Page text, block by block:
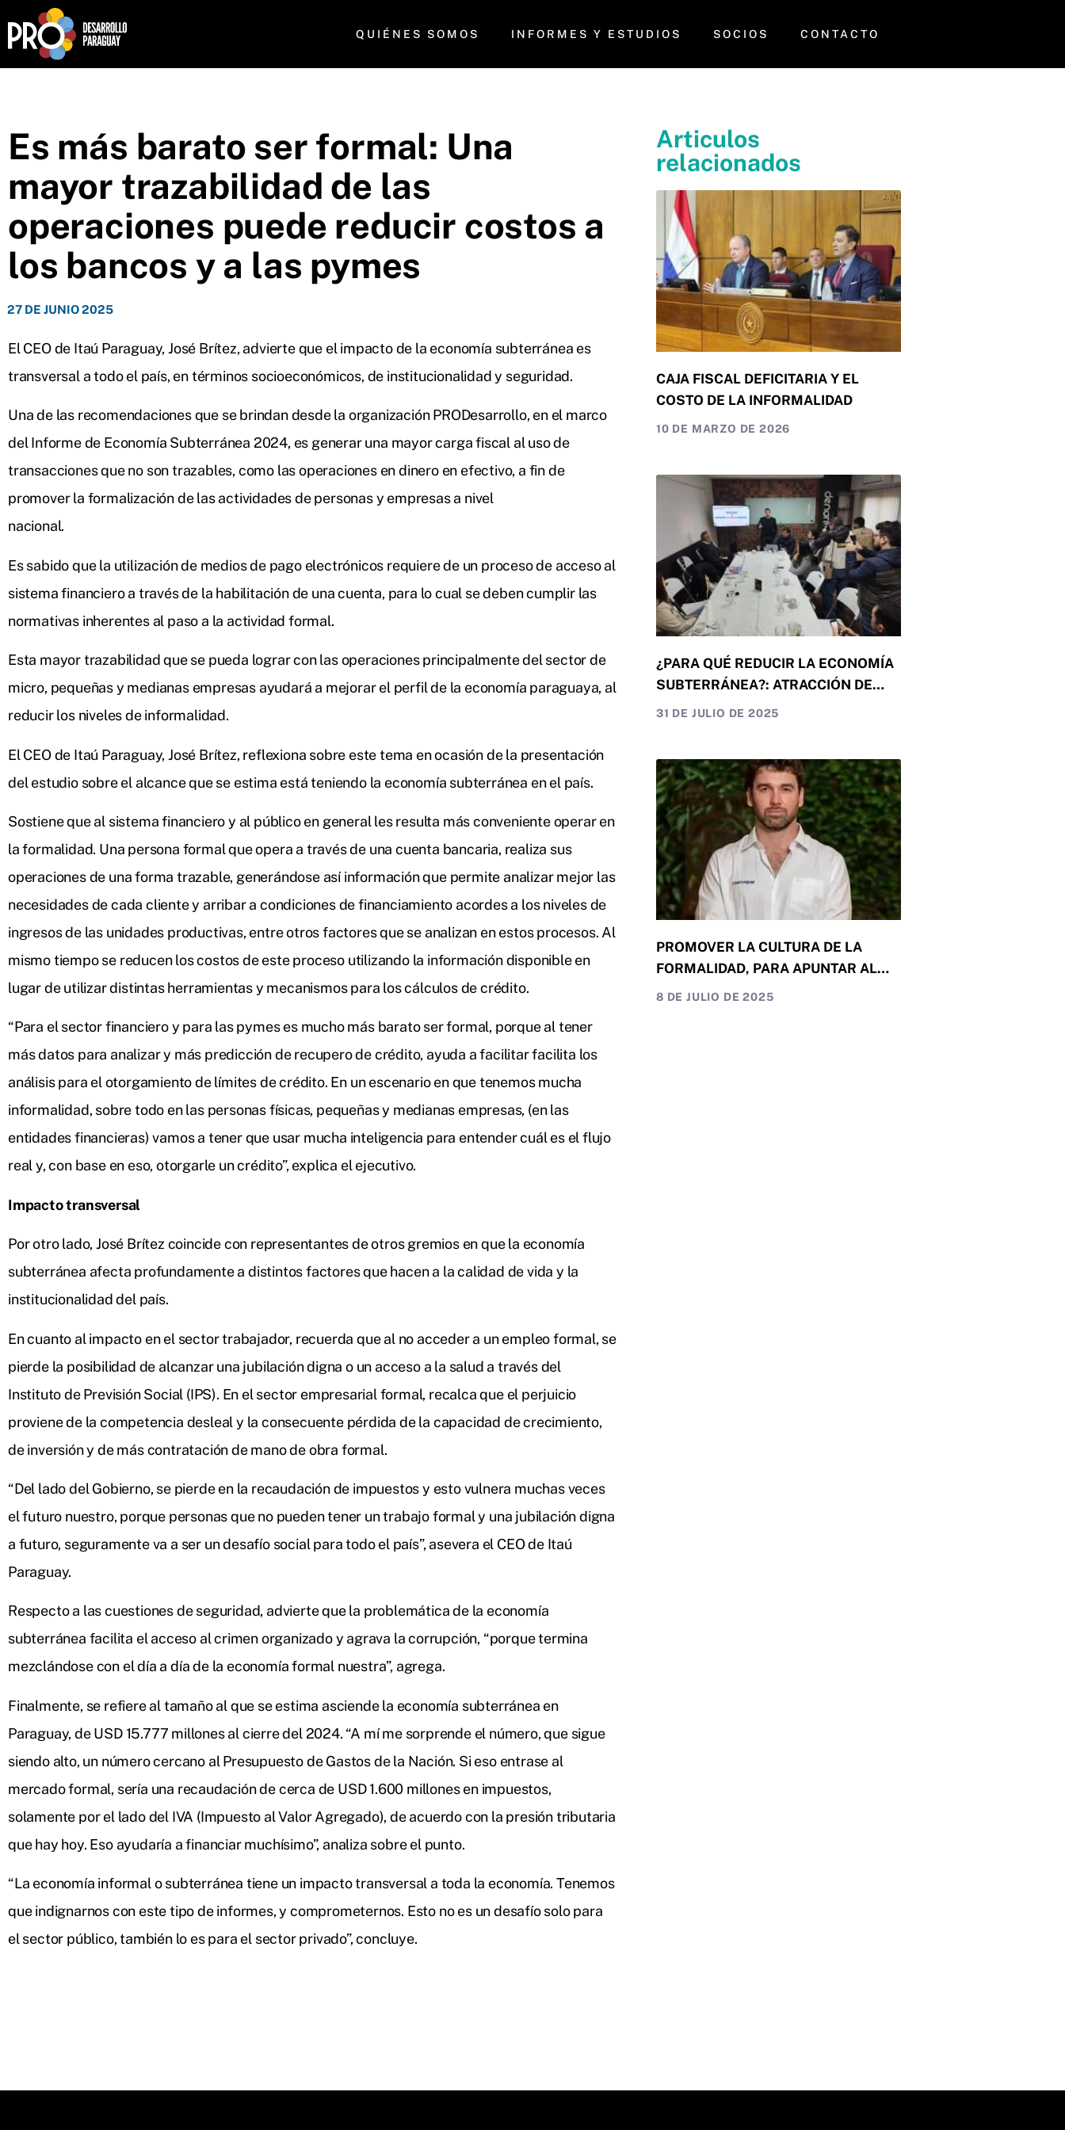
QUIÉNES SOMOS INFORMES Y ESTUDIOS SOCIOS CONTACTO
Es más barato ser formal: Una
mayor trazabilidad de las
operaciones puede reducir costos a
los bancos y a las pymes
27 DE JUNIO 2025
El CEO de Itaú Paraguay, José Brítez, advierte que el impacto de la economía subterránea es
transversal a todo el país, en términos socioeconómicos, de institucionalidad y seguridad.
Una de las recomendaciones que se brindan desde la organización PRODesarrollo, en el marco
del Informe de Economía Subterránea 2024, es generar una mayor carga fiscal al uso de
transacciones que no son trazables, como las operaciones en dinero en efectivo, a fin de
promover la formalización de las actividades de personas y empresas a nivel
nacional.
Es sabido que la utilización de medios de pago electrónicos requiere de un proceso de acceso al
sistema financiero a través de la habilitación de una cuenta, para lo cual se deben cumplir las
normativas inherentes al paso a la actividad formal.
Esta mayor trazabilidad que se pueda lograr con las operaciones principalmente del sector de
micro, pequeñas y medianas empresas ayudará a mejorar el perfil de la economía paraguaya, al
reducir los niveles de informalidad.
El CEO de Itaú Paraguay, José Brítez, reflexiona sobre este tema en ocasión de la presentación
del estudio sobre el alcance que se estima está teniendo la economía subterránea en el país.
Sostiene que al sistema financiero y al público en general les resulta más conveniente operar en
la formalidad. Una persona formal que opera a través de una cuenta bancaria, realiza sus
operaciones de una forma trazable, generándose así información que permite analizar mejor las
necesidades de cada cliente y arribar a condiciones de financiamiento acordes a los niveles de
ingresos de las unidades productivas, entre otros factores que se analizan en estos procesos. Al
mismo tiempo se reducen los costos de este proceso utilizando la información disponible en
lugar de utilizar distintas herramientas y mecanismos para los cálculos de crédito.
“Para el sector financiero y para las pymes es mucho más barato ser formal, porque al tener
más datos para analizar y más predicción de recupero de crédito, ayuda a facilitar facilita los
análisis para el otorgamiento de límites de crédito. En un escenario en que tenemos mucha
informalidad, sobre todo en las personas físicas, pequeñas y medianas empresas, (en las
entidades financieras) vamos a tener que usar mucha inteligencia para entender cuál es el flujo
real y, con base en eso, otorgarle un crédito”, explica el ejecutivo.
Impacto transversal
Por otro lado, José Brítez coincide con representantes de otros gremios en que la economía
subterránea afecta profundamente a distintos factores que hacen a la calidad de vida y la
institucionalidad del país.
En cuanto al impacto en el sector trabajador, recuerda que al no acceder a un empleo formal, se
pierde la posibilidad de alcanzar una jubilación digna o un acceso a la salud a través del
Instituto de Previsión Social (IPS). En el sector empresarial formal, recalca que el perjuicio
proviene de la competencia desleal y la consecuente pérdida de la capacidad de crecimiento,
de inversión y de más contratación de mano de obra formal.
“Del lado del Gobierno, se pierde en la recaudación de impuestos y esto vulnera muchas veces
el futuro nuestro, porque personas que no pueden tener un trabajo formal y una jubilación digna
a futuro, seguramente va a ser un desafío social para todo el país”, asevera el CEO de Itaú
Paraguay.
Respecto a las cuestiones de seguridad, advierte que la problemática de la economía
subterránea facilita el acceso al crimen organizado y agrava la corrupción, “porque termina
mezclándose con el día a día de la economía formal nuestra”, agrega.
Finalmente, se refiere al tamaño al que se estima asciende la economía subterránea en
Paraguay, de USD 15.777 millones al cierre del 2024. “A mí me sorprende el número, que sigue
siendo alto, un número cercano al Presupuesto de Gastos de la Nación. Si eso entrase al
mercado formal, sería una recaudación de cerca de USD 1.600 millones en impuestos,
solamente por el lado del IVA (Impuesto al Valor Agregado), de acuerdo con la presión tributaria
que hay hoy. Eso ayudaría a financiar muchísimo”, analiza sobre el punto.
“La economía informal o subterránea tiene un impacto transversal a toda la economía. Tenemos
que indignarnos con este tipo de informes, y comprometernos. Esto no es un desafío solo para
el sector público, también lo es para el sector privado”, concluye.
Articulos
relacionados
CAJA FISCAL DEFICITARIA Y EL
COSTO DE LA INFORMALIDAD
10 DE MARZO DE 2026
¿PARA QUÉ REDUCIR LA ECONOMÍA
SUBTERRÁNEA?: ATRACCIÓN DE
INVERSIÓN, CALIDAD DE VIDA Y
31 DE JULIO DE 2025
PROMOVER LA CULTURA DE LA
FORMALIDAD, PARA APUNTAR AL
DESARROLLO
8 DE JULIO DE 2025